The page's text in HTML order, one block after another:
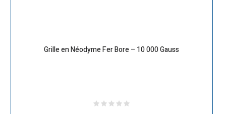
Grille en Néodyme Fer Bore – 10 000 Gauss